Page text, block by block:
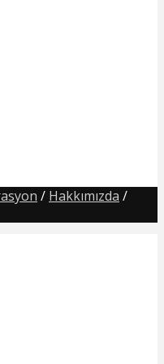
/ Hakkımızda /